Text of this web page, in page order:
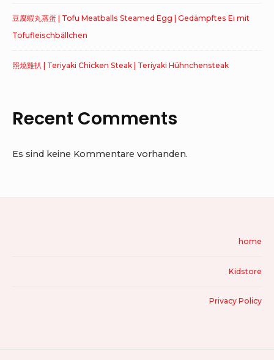
豆腐蝦丸蒸蛋 | Tofu Meatballs Steamed Egg | Gedämpftes Ei mit
Tofufleischbällchen
照燒雞扒 | Teriyaki Chicken Steak | Teriyaki Hühnchensteak
Recent Comments
Es sind keine Kommentare vorhanden.
home
Kidstore
Privacy Policy